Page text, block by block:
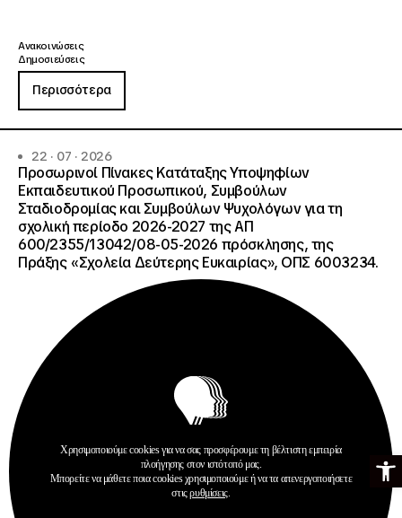
Ανοίξτε
Ανακοινώσεις
Δημοσιεύσεις
Περισσότερα
22 · 07 · 2026
Προσωρινοί Πίνακες Κατάταξης Υποψηφίων
Εκπαιδευτικού Προσωπικού, Συμβούλων
Σταδιοδρομίας και Συμβούλων Ψυχολόγων για τη
σχολική περίοδο 2026-2027 της ΑΠ
600/2355/13042/08-05-2026 πρόσκλησης, της
Πράξης «Σχολεία Δεύτερης Ευκαιρίας», ΟΠΣ 6003234.
Ανακοινώσεις
Σχολεία Δεύτερης Ευκαιρίας
Χρησιμοποιούμε cookies για να σας προσφέρουμε τη βέλτιστη εμπειρία
πλοήγησης στον ιστότοπό μας.
Μπορείτε να μάθετε ποια cookies χρησιμοποιούμε ή να τα απενεργοποιήσετε
στιςρυθμίσεις.